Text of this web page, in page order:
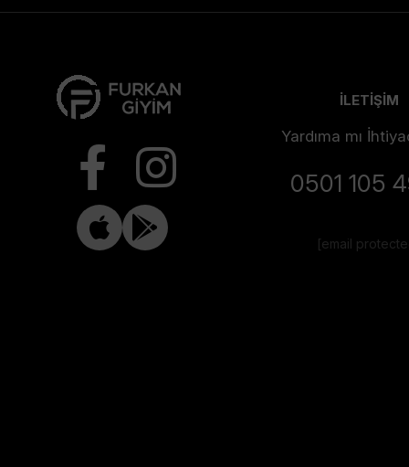
İLETİŞİM
Yardıma mı
0501 105
[email